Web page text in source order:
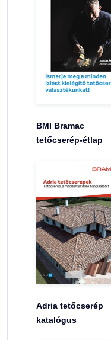
BMI Bramac
tetőcserép-étlap
Adria tetőcserép
katalógus